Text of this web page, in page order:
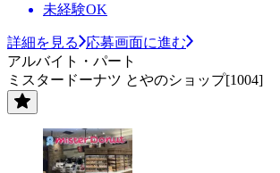
未経験OK
詳細を見る
応募画面に進む
アルバイト・パート
ミスタードーナツ とやのショップ[1004]